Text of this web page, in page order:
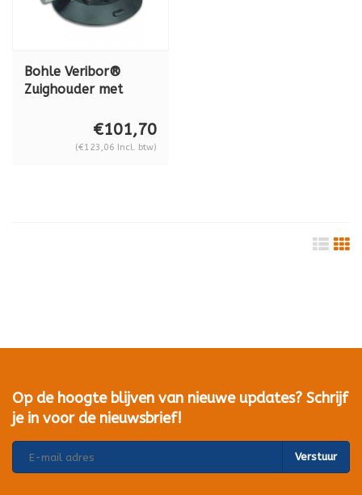
Bohle Veribor®
Zuighouder met
€101,70
(€123,06 Incl. btw)
Op de hoogte blijven van nieuwe updates? Schrijf
je in voor de nieuwsbrief!
Verstuur